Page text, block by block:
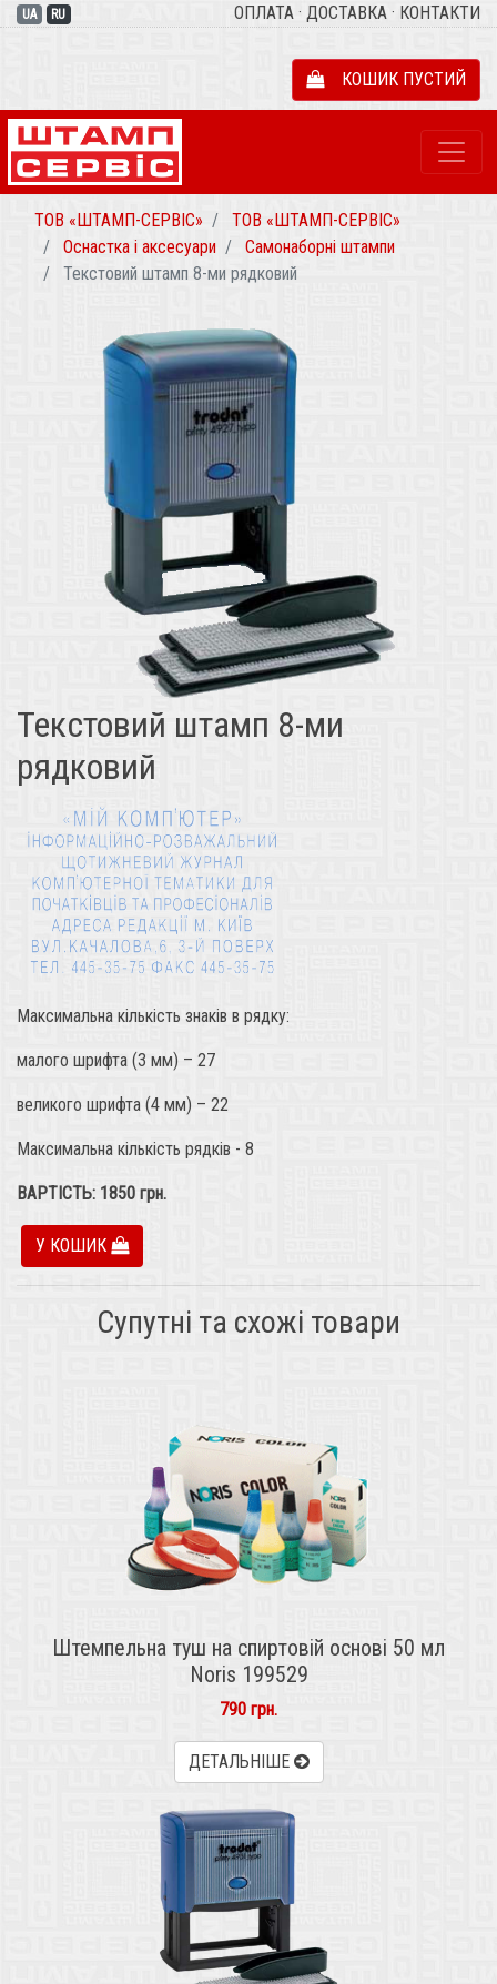
UA RU ОПЛАТА · ДОСТАВКА · КОНТАКТИ
КОШИК ПУСТИЙ
ТОВ «ШТАМП-СЕРВІС»
ТОВ «ШТАМП-СЕРВІС»
Оснастка і аксесуари
Самонаборні штампи
Текстовий штамп 8-ми рядковий
Текстовий штамп 8-ми
рядковий
Максимальна кількість знаків в рядку:
малого шрифта (3 мм) – 27
великого шрифта (4 мм) – 22
Максимальна кількість рядків - 8
ВАРТІСТЬ: 1850 грн.
У КОШИК
Супутні та схожі товари
Штемпельна туш на спиртовій основі 50 мл
Noris 199529
790 грн.
ДЕТАЛЬНІШЕ